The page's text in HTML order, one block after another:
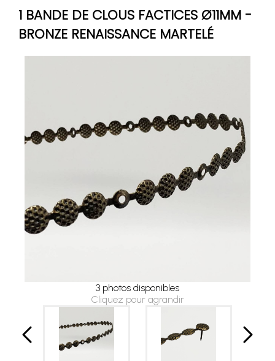
1 BANDE DE CLOUS FACTICES Ø11MM -
BRONZE RENAISSANCE MARTELÉ
3 photos disponibles
Cliquez pour agrandir